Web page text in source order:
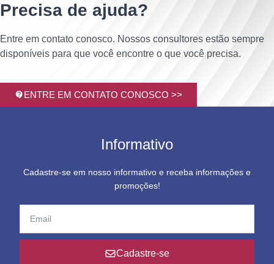
Precisa de ajuda?
Entre em contato conosco. Nossos consultores estão sempre
disponíveis para que você encontre o que você precisa.
ENTRE EM CONTATO CONOSCO >>
Informativo
Cadastre-se em nosso informativo e receba informações e
promoções!
Cadastre-se